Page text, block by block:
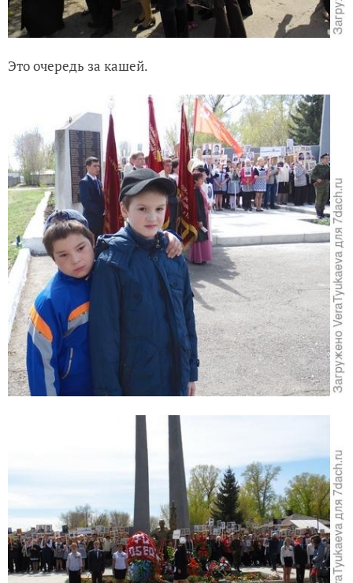
Это очередь за кашей.